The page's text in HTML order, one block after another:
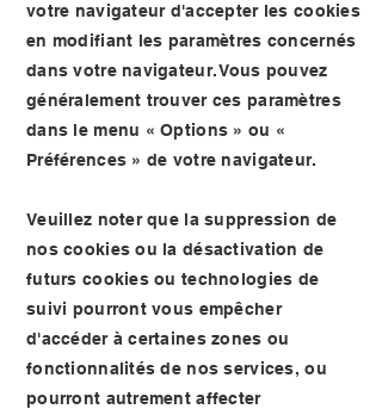
votre navigateur d'accepter les cookies
en modifiant les paramètres concernés
dans votre navigateur. Vous pouvez
généralement trouver ces paramètres
dans le menu « Options » ou «
Préférences » de votre navigateur.
Veuillez noter que la suppression de
nos cookies ou la désactivation de
futurs cookies ou technologies de
suivi pourront vous empêcher
d'accéder à certaines zones ou
fonctionnalités de nos services, ou
pourront autrement affecter